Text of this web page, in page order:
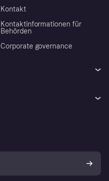
Kontakt
Kontaktinformationen für
Behörden
Corporate governance
Dein Widerrufsrecht